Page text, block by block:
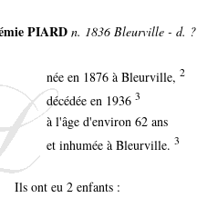
PIARD n. 1836 Bleurville - d. ?
née en 1876 à Bleurville, 2
décédée en 1936 3
à l'âge d'environ 62 ans
et inhumée à Bleurville. 3
Ils ont eu 2 enfants :